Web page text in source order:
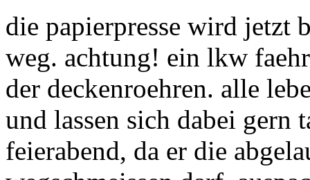
die papierpresse wird jetzt
weg. achtung! ein lkw
der deckenroehren. alle
und lassen sich dabei gern
feierabend, da er die